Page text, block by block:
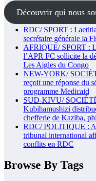
Découvrir qui nous
RDC/ SPORT :
secrétaire générale la
AFRIQUE/ SPORT :
l’APR FC sollicite la
Les Aigles du Congo
NEW-YORK/
reçoit une réponse du
programme Medicaid
SUD-KIVU/
Kubihamushizi
chefferie de Kaziba,
RDC/ POLITIQUE :
tribunal international
conflits en RDC
Browse By Tags